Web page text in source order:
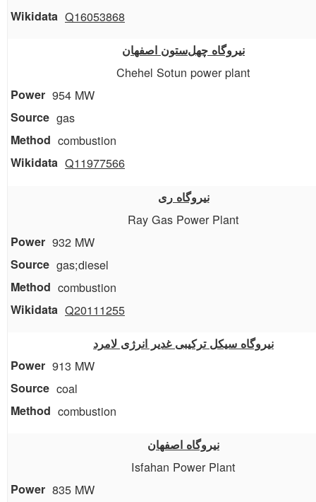
Q16053868
نیروگاه چهل‌ستون اصفهان
Chehel Sotun power plant
954 MW
gas
combustion
Q11977566
نیروگاه ری
Ray Gas Power Plant
932 MW
gas;diesel
combustion
Q20111255
نیروگاه سیکل ترکیبی غدیر انرژی لامرد
913 MW
coal
combustion
نیروگاه اصفهان
Isfahan Power Plant
835 MW